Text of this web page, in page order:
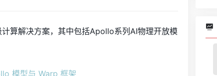
算解决方案，其中包括Apollo系列AI物理开放模